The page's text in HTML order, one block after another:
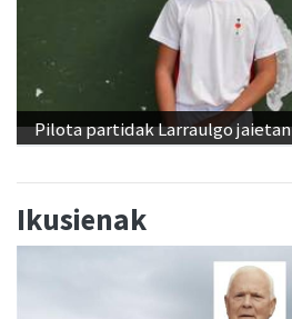
Pilota partidak Larraulgo jaietan
Ikusienak